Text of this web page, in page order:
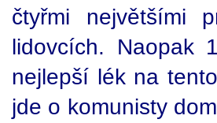
čtyřmi největšími
lidovcích. Naopak
nejlepší lék na
jde o komunisty